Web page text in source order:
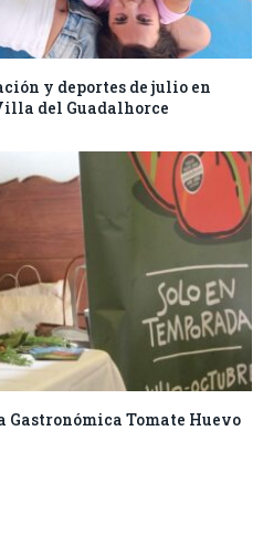
y deportes de julio en
del Guadalhorce
Gastronómica Tomate Huevo